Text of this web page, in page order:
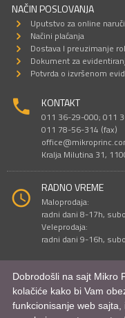
NAČIN POSLOVANJA
Uputstvo za online
Načini plaćanja
Dostava I preuzimanje
Dokument za
Potvrda o izvršenom
KONTAKT
011 36-29-000; 011
011 78-56-314 (fax)
Kralja Milutina 31,
RADNO VREME
Maloprodaja:
radni dani 8-17h,
Veleprodaja:
radni dani 9-16h,
Sve cene su
© Mikro Princ
Kreirao*nbgcreator |
Dobrodošli na sajt Mikro
kolačiće kako bi Vam
funkcionisanje web